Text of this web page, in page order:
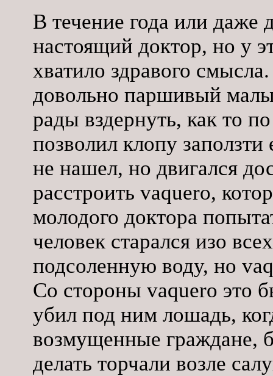
В течение года или
настоящий доктор, но у
хватило здравого
довольно паршивый
рады вздернуть, как то
позволил клопу
не нашел, но двигался
расстроить vaquero,
молодого доктора
человек старался изо
подсоленную воду, но
Со стороны vaquero это
убил под ним лошадь,
возмущенные граждане,
делать торчали возле